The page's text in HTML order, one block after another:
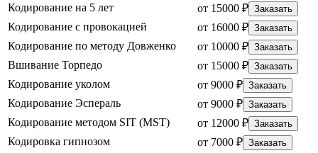
Кодирование на 5 лет от 15000 ₽ Заказать
Кодирование с провокацией от 16000 ₽ Заказать
Кодирование по методу Довженко от 10000 ₽ Заказать
Вшивание Торпедо от 15000 ₽ Заказать
Кодирование уколом от 9000 ₽ Заказать
Кодирование Эспераль от 9000 ₽ Заказать
Кодирование методом SIT (MST) от 12000 ₽ Заказать
Кодировка гипнозом от 7000 ₽ Заказать